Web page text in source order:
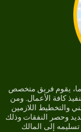
ما، يقوم فريق متخصص
كافة الأعمال. ومن
والتخطيط اللازمين
وحصر النفقات وذلك